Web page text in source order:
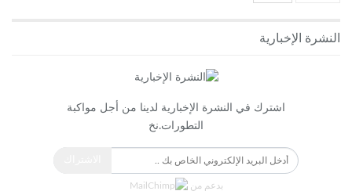
النشرة الإخبارية
اشترك في النشرة الإخبارية لدينا من أجل مواكبة
التطورات.نخ
بدعم من